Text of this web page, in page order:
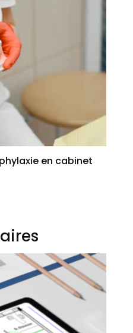
en cabinet